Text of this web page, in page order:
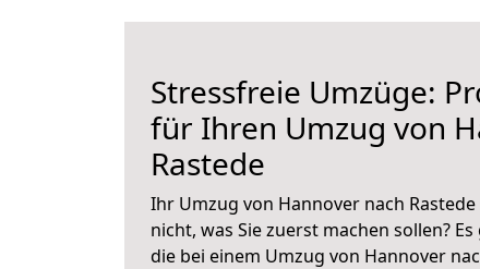
Stressfreie Umzüge:
für Ihren Umzug von
Rastede
Ihr Umzug von Hannover nach
nicht, was Sie zuerst machen sollen?
die bei einem Umzug von Hannover